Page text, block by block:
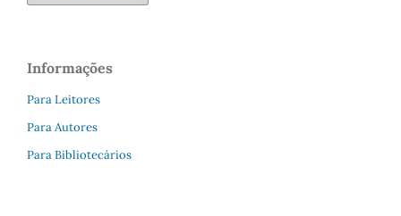
Informações
Para Leitores
Para Autores
Para Bibliotecários